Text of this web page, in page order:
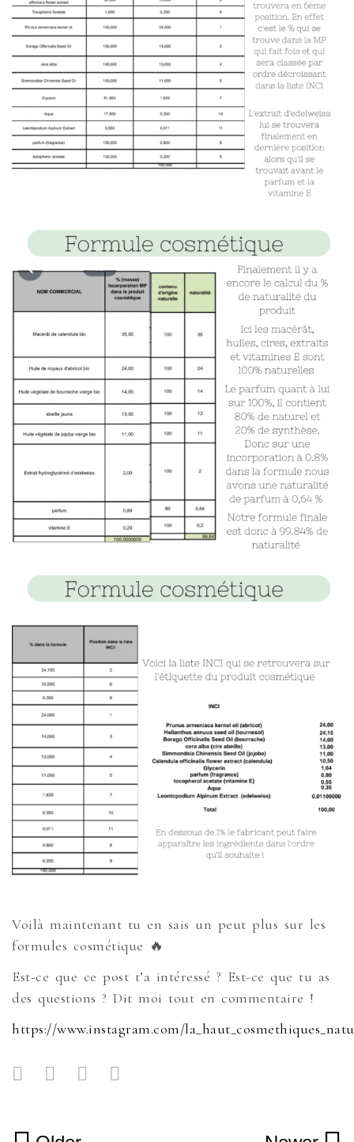
Voilà maintenant tu en sais un peut plus sur les
formules cosmétique 🔥
Est-ce que ce post t’a intéressé ? Est-ce que tu as
des questions ? Dit moi tout en commentaire !
https://www.instagram.com/